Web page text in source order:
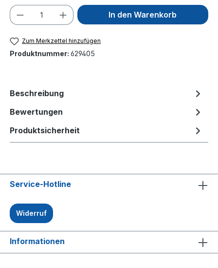
Produkt Anzahl: Gib den gewünschten
In den Warenkorb
Zum Merkzettel hinzufügen
Produktnummer: 629405
Beschreibung
Bewertungen
Produktsicherheit
Service-Hotline
Widerruf
Informationen